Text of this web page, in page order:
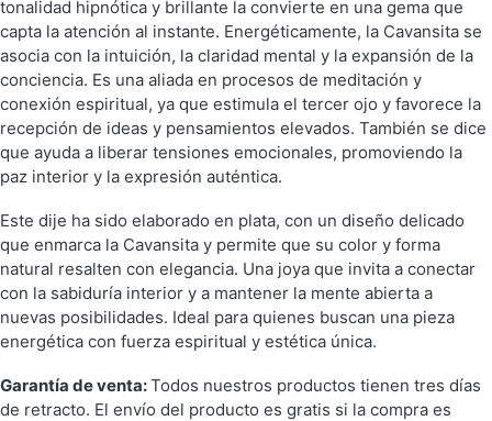
tonalidad hipnótica y brillante la convierte en una gema que
capta la atención al instante. Energéticamente, la Cavansita se
asocia con la intuición, la claridad mental y la expansión de la
conciencia. Es una aliada en procesos de meditación y
conexión espiritual, ya que estimula el tercer ojo y favorece la
recepción de ideas y pensamientos elevados. También se dice
que ayuda a liberar tensiones emocionales, promoviendo la
paz interior y la expresión auténtica.
Este dije ha sido elaborado en plata, con un diseño delicado
que enmarca la Cavansita y permite que su color y forma
natural resalten con elegancia. Una joya que invita a conectar
con la sabiduría interior y a mantener la mente abierta a
nuevas posibilidades. Ideal para quienes buscan una pieza
energética con fuerza espiritual y estética única.
Garantía de venta:Todos nuestros productos tienen tres días
de retracto. El envío del producto es gratis si la compra es